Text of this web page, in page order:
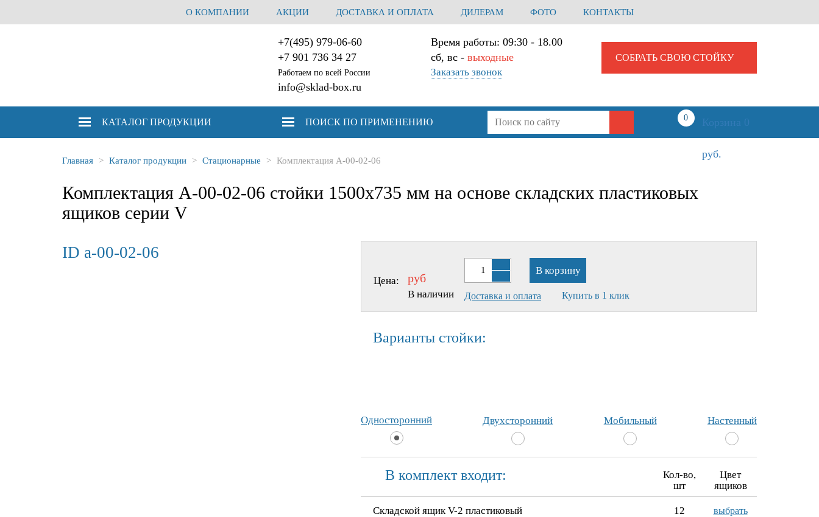
О КОМПАНИИ АКЦИИ ДОСТАВКА И ОПЛАТА ДИЛЕРАМ ФОТО КОНТАКТЫ
+7(495) 979-06-60
+7 901 736 34 27
Работаем по всей России
info@sklad-box.ru
Время работы: 09:30 - 18.00
сб, вс - выходные
Заказать звонок
СОБРАТЬ СВОЮ СТОЙКУ
КАТАЛОГ ПРОДУКЦИИ ПОИСКПО ПРИМЕНЕНИЮ 0 Корзина
руб.
Главная Каталог продукции Стационарные Комплектация А-00-02-06
Комплектация А-00-02-06 cтойки 1500х735 мм на основе складских пластиковых
ящиков серии V
ID a-00-02-06
Цена: руб
В наличии
В корзину
Купить в 1 клик
Доставка и оплата
Варианты стойки:
Односторонний Двухсторонний Мобильный Настенный
В комплект входит:
Кол-во,
шт
Цвет
ящиков
Складской ящик V-2 пластиковый 12 выбрать